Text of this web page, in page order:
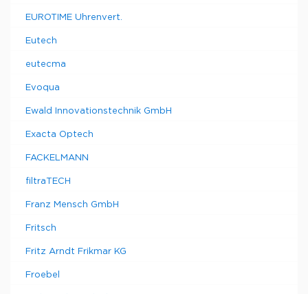
EUROTIME Uhrenvert.
Eutech
eutecma
Evoqua
Ewald Innovationstechnik GmbH
Exacta Optech
FACKELMANN
filtraTECH
Franz Mensch GmbH
Fritsch
Fritz Arndt Frikmar KG
Froebel